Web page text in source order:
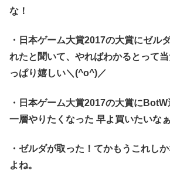
な！
・日本ゲーム大賞2017の大賞にゼル
れたと聞いて、やればわかるとって
っぱり嬉しい＼(^o^)／
・日本ゲーム大賞2017の大賞に
一層やりたくなった 早よ買いたいな
・ゼルダが取った！てかもうこれし
よね。